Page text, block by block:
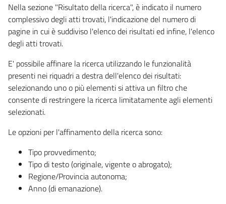
Nella sezione "Risultato della ricerca", è indicato il numero
complessivo degli atti trovati, l'indicazione del numero di
pagine in cui è suddiviso l'elenco dei risultati ed infine, l'elenco
degli atti trovati.
E' possibile affinare la ricerca utilizzando le funzionalità
presenti nei riquadri a destra dell'elenco dei risultati:
selezionando uno o più elementi si attiva un filtro che
consente di restringere la ricerca limitatamente agli elementi
selezionati.
Le opzioni per l'affinamento della ricerca sono:
Tipo provvedimento;
Tipo di testo (originale, vigente o abrogato);
Regione/Provincia autonoma;
Anno (di emanazione).